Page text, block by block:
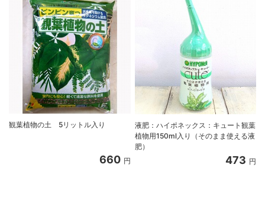
観葉植物の土 5リットル入り
660 円
液肥：ハイポネックス：キュート観葉
植物用150ml入り（そのまま使える液
肥）
473 円